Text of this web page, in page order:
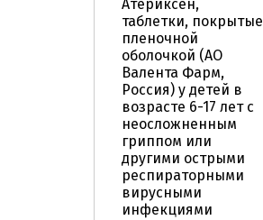
Атериксен,
таблетки, покрытые
пленочной
оболочкой (АО
Валента Фарм,
Россия) у детей в
возрасте 6-17 лет с
неосложненным
гриппом или
другими острыми
респираторными
вирусными
инфекциями